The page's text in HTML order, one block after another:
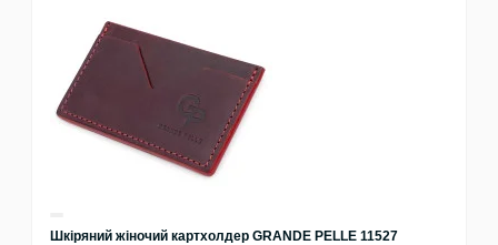
Шкіряний жіночий картхолдер GRANDE PELLE 11527